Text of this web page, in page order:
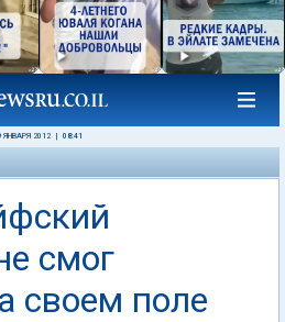
ЯНВАРЯ 2012 08:41
смог
своем поле